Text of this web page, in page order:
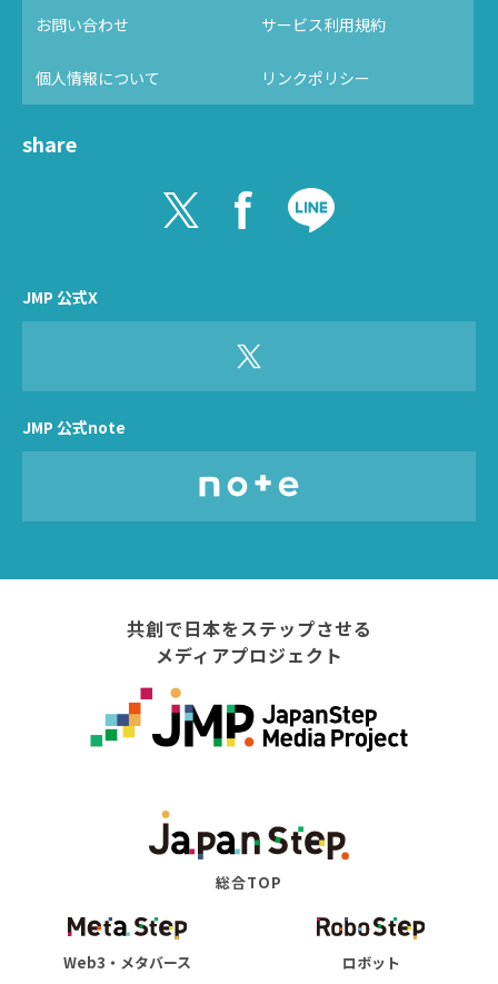
お問い合わせ サービス利用規約
個人情報について リンクポリシー
share
JMP 公式X
JMP 公式note
共創で日本をステップさせる
メディアプロジェクト
総合TOP
Web3・メタバース ロボット